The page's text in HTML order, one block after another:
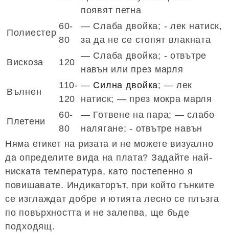
появят петна
Полиестер
60-
80
— Слаба двойка; - лек натиск,
за да не се стопят влакната
Вискоза 120
— Слаба двойка; - отвътре
навън или през марля
Вълнен
110-
120
— Силна двойка; — лек
натиск; — през мокра марля
Плетени
60-
80
— Готвене на пара; — слабо
налягане; - отвътре навън
Няма етикет на ризата и не можете визуално
да определите вида на плата? Задайте най-
ниската температура, като постепенно я
повишавате. Индикаторът, при който гънките
се изглаждат добре и ютията лесно се плъзга
по повърхността и не залепва, ще бъде
подходящ.